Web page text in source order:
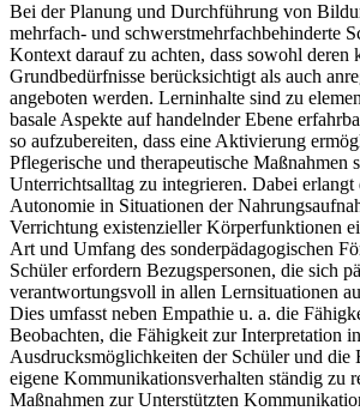
Bei der Planung und Durchführung von
mehrfach- und schwerstmehrfachbehinderte
Kontext darauf zu achten, dass sowohl deren
Grundbedürfnisse berücksichtigt als auch
angeboten werden. Lerninhalte sind zu
basale Aspekte auf handelnder Ebene
so aufzubereiten, dass eine Aktivierung
Pflegerische und therapeutische Maßnahmen
Unterrichtsalltag zu integrieren. Dabei
Autonomie in Situationen der
Verrichtung existenzieller Körperfunktionen
Art und Umfang des sonderpädagogischen
Schüler erfordern Bezugspersonen, die sich
verantwortungsvoll in allen Lernsituationen
Dies umfasst neben Empathie u. a. die
Beobachten, die Fähigkeit zur Interpretation
Ausdrucksmöglichkeiten der Schüler und die
eigene Kommunikationsverhalten ständig zu
Maßnahmen zur Unterstützten